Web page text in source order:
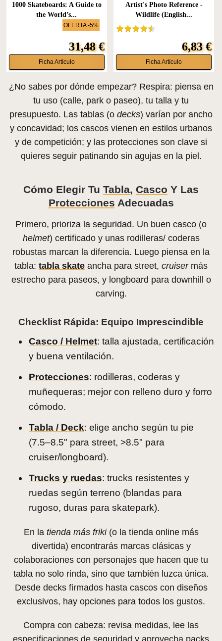
OFERTA -5%
1000 Skateboards: A Guide to
the World’s...
31,48 €
Ficha Artículo
Artist's Photo Reference -
Wildlife (English...
6,83 €
Ficha Artículo
¿No sabes por dónde empezar? Respira: piensa en
tu uso (calle, park o paseo), tu talla y tu
presupuesto. Las tablas (o decks) varían por ancho
y concavidad; los cascos vienen en estilos urbanos
y de competición; y las protecciones son clave si
quieres seguir patinando sin agujas en la piel.
Cómo Elegir Tu Tabla, Casco Y Las
Protecciones Adecuadas
Primero, prioriza la seguridad. Un buen casco (o
helmet) certificado y unas rodilleras/ coderas
robustas marcan la diferencia. Luego piensa en la
tabla: tabla skate ancha para street, cruisermás
estrecho para paseos, y longboard para downhill o
carving.
Checklist Rápida: Equipo Imprescindible
Casco / Helmet: talla ajustada, certificación
y buena ventilación.
Protecciones: rodilleras, coderas y
muñequeras; mejor con relleno duro y forro
cómodo.
Tabla / Deck: elige ancho según tu pie
(7.5–8.5" para street, >8.5" para
cruiser/longboard).
Trucks y ruedas: trucks resistentes y
ruedas según terreno (blandas para
rugoso, duras para skatepark).
En la tienda más friki(o la tienda online más
divertida) encontrarás marcas clásicas y
colaboraciones con personajes que hacen que tu
tabla no solo rinda, sino que también luzca única.
Desde decks firmados hasta cascos con diseños
exclusivos, hay opciones para todos los gustos.
Compra con cabeza: revisa medidas, lee las
especificaciones de seguridad y aprovecha packs